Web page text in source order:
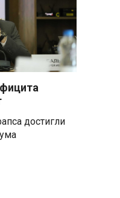
о
к
призвал не
со
стандартам
достигли